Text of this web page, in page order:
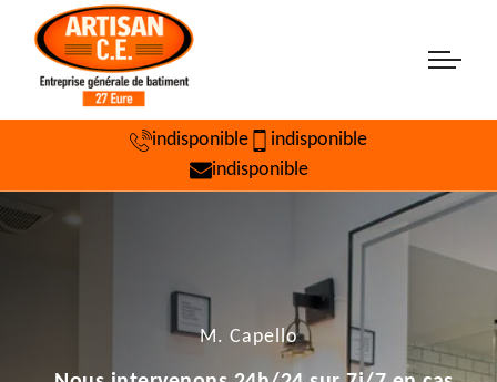
indisponible
indisponible
indisponible
M. Capello